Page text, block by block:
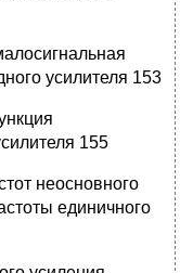
усилителя 153
155
неосновного
единичного